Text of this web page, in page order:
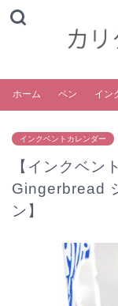
ホーム ペン イン
インクベントカレンダー
【インクベ
Gingerbread
ン】